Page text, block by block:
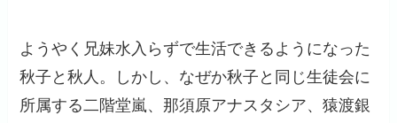
ようやく兄妹水入らずで生活できるようになった
秋子と秋人。しかし、なぜか秋子と同じ生徒会に
所属する二階堂嵐、那須原アナスタシア、猿渡銀